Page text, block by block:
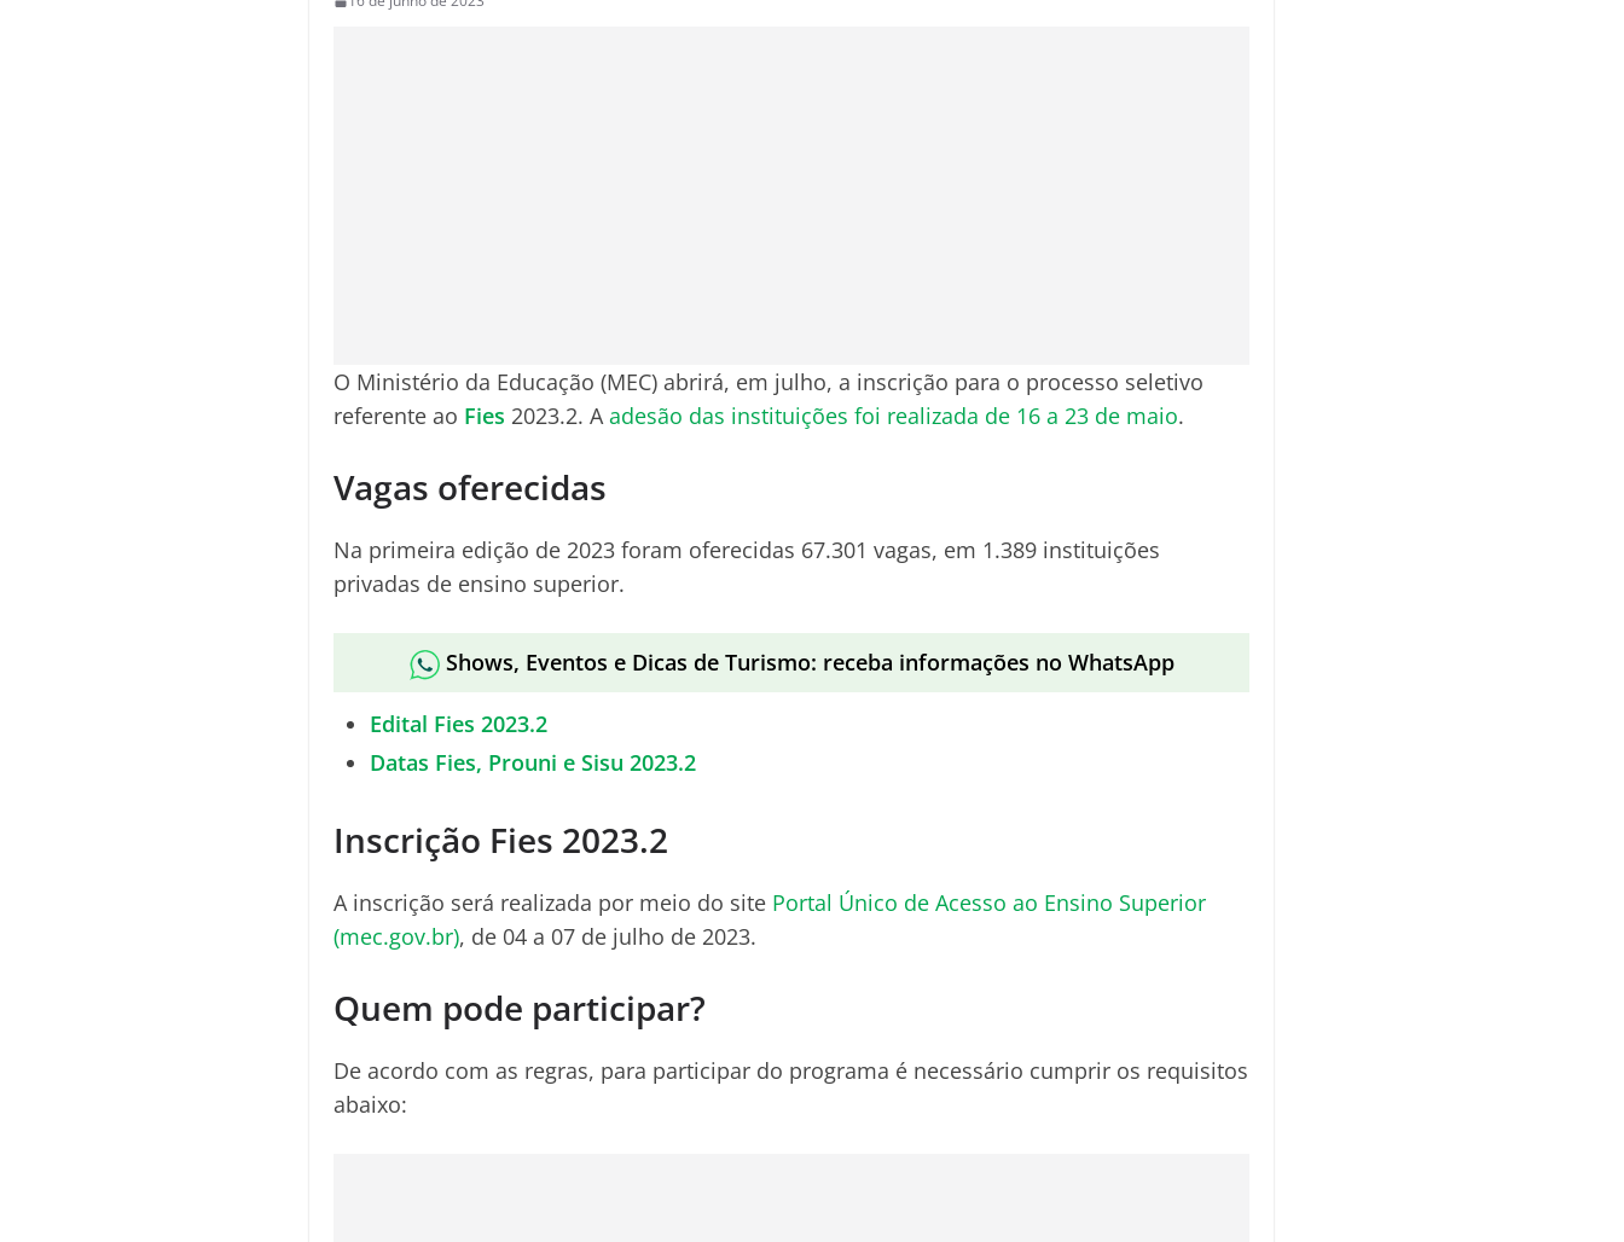
O Ministério da Educação (MEC) abrirá, em julho, a inscrição para o processo seletivo
referente ao Fies 2023.2. Aadesão das instituições foi realizada de 16 a 23 de maio.
Vagas oferecidas
Na primeira edição de 2023 foram oferecidas 67.301 vagas, em 1.389 instituições
privadas de ensino superior.
Shows, Eventos e Dicas de Turismo: receba informações no WhatsApp
Edital Fies 2023.2
Datas Fies, Prouni e Sisu 2023.2
Inscrição Fies 2023.2
A inscrição será realizada por meio do site Portal Único de Acesso ao Ensino Superior
(mec.gov.br), de 04 a 07 de julho de 2023.
Quem pode participar?
De acordo com as regras, para participar do programa é necessário cumprir os requisitos
abaixo: